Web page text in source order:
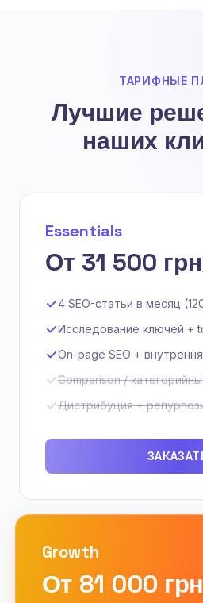
ТАРИФНЫЕ
Лучшие
наших
Essentials
От 31 500 грн
4 SEO-статьи в месяц
Исследование ключей +
On-page SEO +
Comparison /
Дистрибуция +
Growth
От 81 000 грн